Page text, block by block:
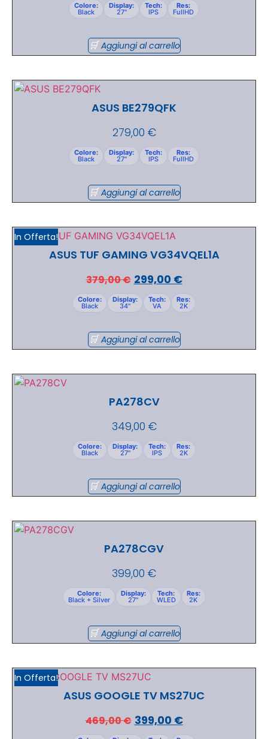
Colore:
Black
Display:
27"
Tech:
IPS
Res:
FullHD
Aggiungi al carrello
ASUS BE279QFK
279,00 €
Colore:
Black
Display:
27"
Tech:
IPS
Res:
FullHD
Aggiungi al carrello
In Offerta!
ASUS TUF GAMING VG34VQEL1A
379,00€ 299,00 €
Colore:
Black
Display:
34"
Tech:
VA
Res:
2K
Aggiungi al carrello
PA278CV
349,00 €
Colore:
Black
Display:
27"
Tech:
IPS
Res:
2K
Aggiungi al carrello
PA278CGV
399,00 €
Colore:
Black + Silver
Display:
27"
Tech:
WLED
Res:
2K
Aggiungi al carrello
In Offerta!
ASUS GOOGLE TV MS27UC
469,00€ 399,00 €